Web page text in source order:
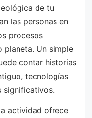
de tu
las personas en
procesos
planeta. Un simple
contar historias
tecnologías
significativos.
actividad ofrece